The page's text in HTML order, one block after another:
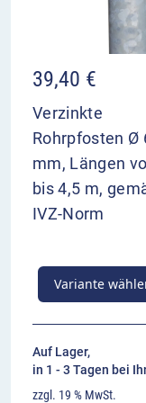
für die von
die
auch ohne
Standard bei
hinterlegt. Bitte
Unser Warn-
geparkte
39,40 €
Verzinkte
Rohrpfosten Ø
mm, Längen
bis 4,5 m,
IVZ-Norm
Variante
Auf Lager,
in 1 - 3 Tagen bei
zzgl. 19 % MwSt.